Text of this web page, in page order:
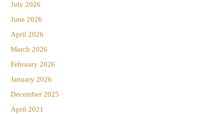
July 2026
June 2026
April 2026
March 2026
February 2026
January 2026
December 2025
April 2021